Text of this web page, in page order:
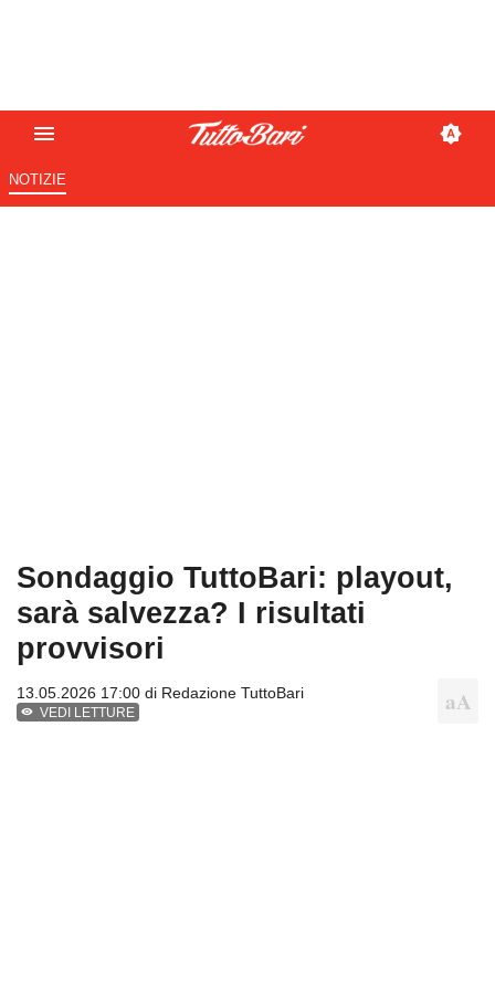
NOTIZIE
Sondaggio TuttoBari: playout,
sarà salvezza? I risultati
provvisori
13.05.2026 17:00 di Redazione TuttoBari
VEDI LETTURE